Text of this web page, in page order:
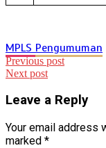
MPLS Pengumuman
Post
navigation
Previous post
Next post
Leave a Reply
Your email address
marked *